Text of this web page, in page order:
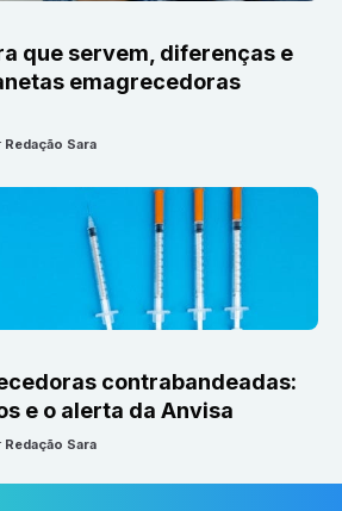
que servem, diferenças e
emagrecedoras
Redação Sara
contrabandeadas:
e o alerta da Anvisa
Redação Sara